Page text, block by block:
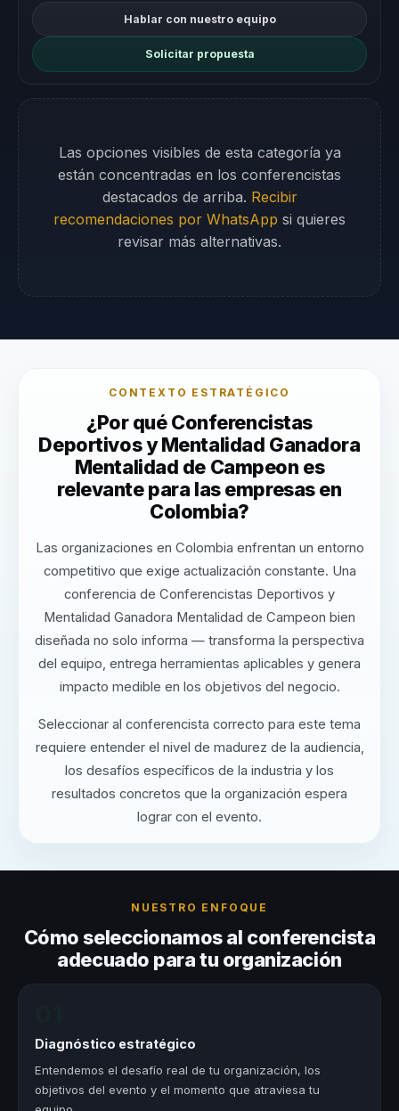
Hablar con nuestro equipo
Solicitar propuesta
Las opciones visibles de esta categoría ya
están concentradas en los conferencistas
destacados de arriba. Recibir
recomendaciones por WhatsApp si quieres
revisar más alternativas.
CONTEXTO ESTRATÉGICO
¿Por qué Conferencistas
Deportivos y Mentalidad Ganadora
Mentalidad de Campeon es
relevante para las empresas en
Colombia?
Las organizaciones en Colombia enfrentan un entorno
competitivo que exige actualización constante. Una
conferencia de Conferencistas Deportivos y
Mentalidad Ganadora Mentalidad de Campeon bien
diseñada no solo informa — transforma la perspectiva
del equipo, entrega herramientas aplicables y genera
impacto medible en los objetivos del negocio.
Seleccionar al conferencista correcto para este tema
requiere entender el nivel de madurez de la audiencia,
los desafíos específicos de la industria y los
resultados concretos que la organización espera
lograr con el evento.
NUESTRO ENFOQUE
Cómo seleccionamos al conferencista
adecuado para tu organización
Diagnóstico estratégico
Entendemos el desafío real de tu organización, los
objetivos del evento y el momento que atraviesa tu